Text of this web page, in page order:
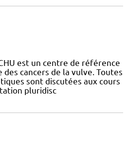
est un centre de référence
des cancers de la vulve. Toutes
sont discutées aux cours
pluridisc